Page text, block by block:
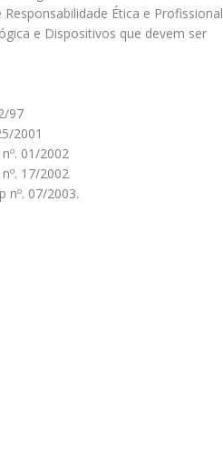
Ética e Profissional
e Dispositivos que devem ser
97
2001
01/2002
17/2002
nº. 07/2003.